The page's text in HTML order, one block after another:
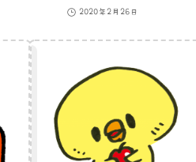
2020年2月26日